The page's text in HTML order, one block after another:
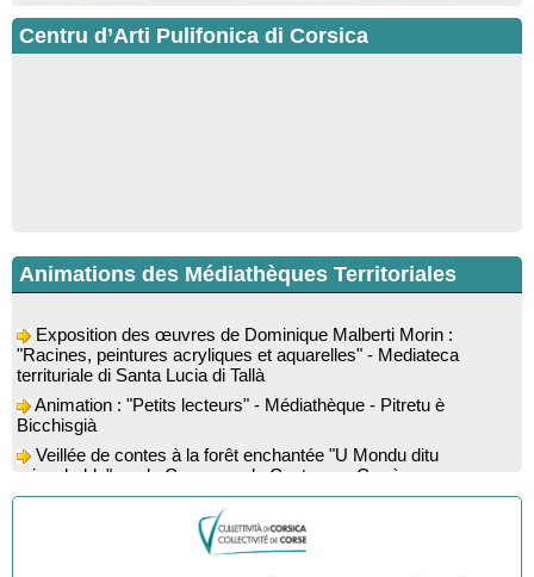
Centru d’Arti Pulifonica di Corsica
Animations des Médiathèques Territoriales
"Racines, peintures acryliques et aquarelles" - Mediateca
territuriale di Santa Lucia di Tallà
Bicchisgià
Veillée de contes à la forêt enchantée "U Mondu ditu
mignuleddu" par la Caravane de Conteurs - Currà
patrimoine religieux, roman, thermal et littéraire - Spaziu Jean-
Marc Fiamma - A Sarra di Farru
Spectacle musical : "Viaghju in Corsica cù Regina & Bruno",